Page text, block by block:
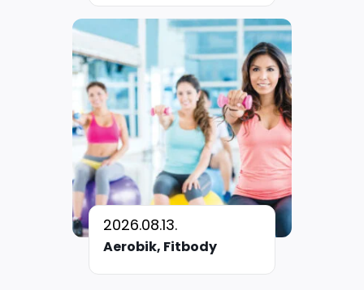
2026.08.13.
Aerobik, Fitbody